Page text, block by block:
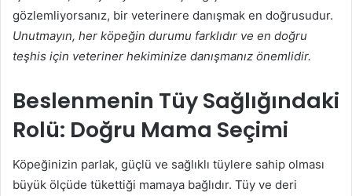
gözlemliyorsanız, bir veterinere danışmak en doğrusudur.
Unutmayın, her köpeğin durumu farklıdır ve en doğru
teşhis için veteriner hekiminize danışmanız önemlidir.
Beslenmenin Tüy Sağlığındaki
Rolü: Doğru Mama Seçimi
Köpeğinizin parlak, güçlü ve sağlıklı tüylere sahip olması
büyük ölçüde tükettiği mamaya bağlıdır. Tüy ve deri